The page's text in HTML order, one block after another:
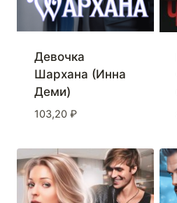
Девочка
Шархана (Инна
Деми)
103,20 ₽